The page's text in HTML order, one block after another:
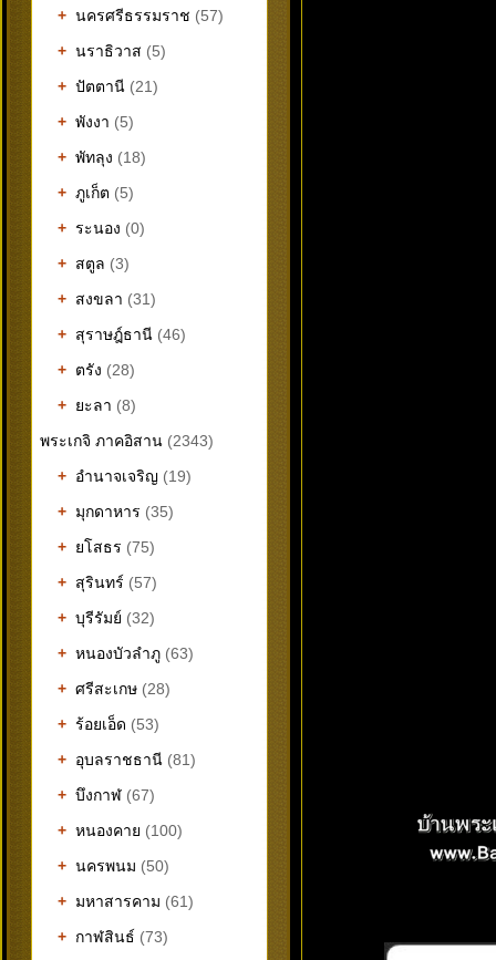
+ นครศรีธรรมราช (57)
+ นราธิวาส (5)
+ ปัตตานี (21)
+ พังงา (5)
+ พัทลุง (18)
+ ภูเก็ต (5)
+ ระนอง (0)
+ สตูล (3)
+ สงขลา (31)
+ สุราษฎ์ธานี (46)
+ ตรัง (28)
+ ยะลา (8)
พระเกจิ ภาคอิสาน (2343)
+ อำนาจเจริญ (19)
+ มุกดาหาร (35)
+ ยโสธร (75)
+ สุรินทร์ (57)
+ บุรีรัมย์ (32)
+ หนองบัวลำภู (63)
+ ศรีสะเกษ (28)
+ ร้อยเอ็ด (53)
+ อุบลราชธานี (81)
+ บึงกาฬ (67)
+ หนองคาย (100)
+ นครพนม (50)
+ มหาสารคาม (61)
+ กาฬสินธ์ (73)